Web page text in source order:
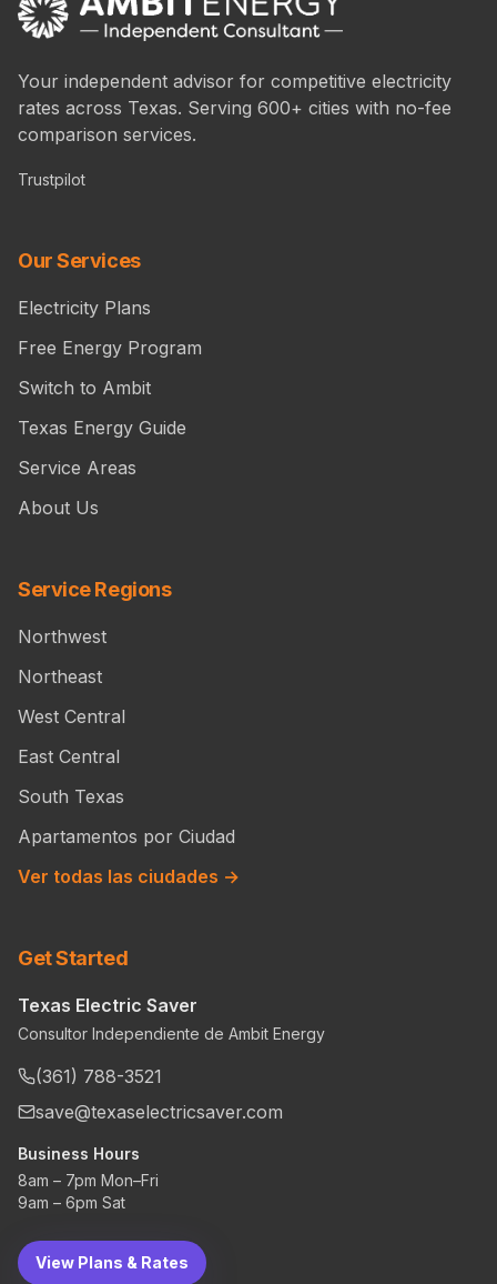
Your independent advisor for competitive electricity
rates across Texas. Serving 600+ cities with no-fee
comparison services.
Trustpilot
Our Services
Electricity Plans
Free Energy Program
Switch to Ambit
Texas Energy Guide
Service Areas
About Us
Service Regions
Northwest
Northeast
West Central
East Central
South Texas
Apartamentos por Ciudad
Ver todas las ciudades →
Get Started
Texas Electric Saver
Consultor Independiente de Ambit Energy
(361) 788-3521
save@texaselectricsaver.com
Business Hours
8am – 7pm Mon–Fri
9am – 6pm Sat
View Plans & Rates